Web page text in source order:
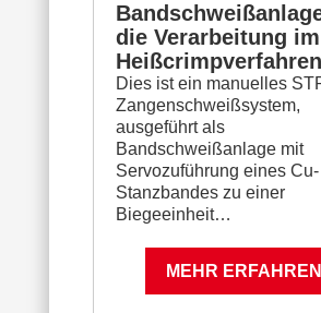
die Verarbeitung im
Heißcrimpverfahren
Dies ist ein manuelles
Zangenschweißsystem,
ausgeführt als
Bandschweißanlage mit
Servozuführung eines Cu-
Stanzbandes zu einer
Biegeeinheit…
MEHR ERFAHREN